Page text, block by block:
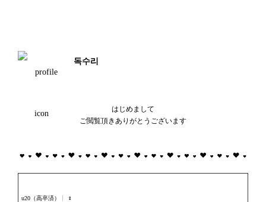
독수리
はじめまして
ご閲覧頂きありがとうございます
u20（高卒済）┊︎︎ ♀